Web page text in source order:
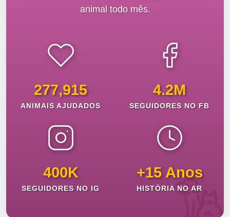
animal todo mês.
277,915
ANIMAIS AJUDADOS
4.2M
SEGUIDORES NO FB
400K
SEGUIDORES NO IG
+15 Anos
HISTÓRIA NO AR